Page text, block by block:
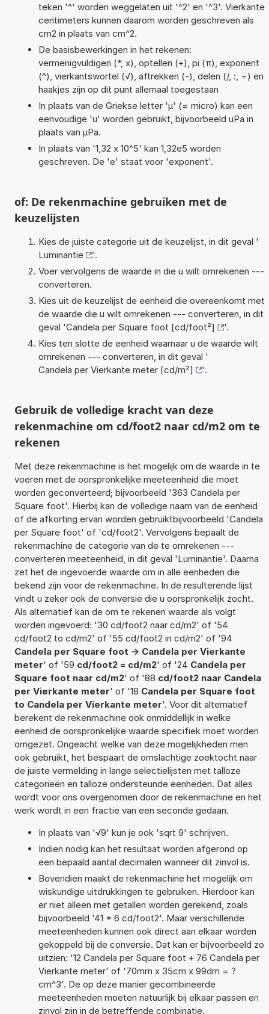
teken '^' worden weggelaten uit '^2' en '^3'. Vierkante
centimeters kunnen daarom worden geschreven als
cm2 in plaats van cm^2.
De basisbewerkingen in het rekenen:
vermenigvuldigen (*, x), optellen (+), pi (π), exponent
(^), vierkantswortel (√), aftrekken (-), delen (/, :, ÷) en
haakjes zijn op dit punt allemaal toegestaan
In plaats van de Griekse letter 'µ' (= micro) kan een
eenvoudige 'u' worden gebruikt, bijvoorbeeld uPa in
plaats van µPa.
In plaats van '1,32 x 10^5' kan 1,32e5 worden
geschreven. De 'e' staat voor 'exponent'.
of: De rekenmachine gebruiken met de
keuzelijsten
Kies de juiste categorie uit de keuzelijst, in dit geval '
Luminantie
'.
Voer vervolgens de waarde in die u wilt omrekenen ---
converteren.
Kies uit de keuzelijst de eenheid die overeenkomt met
de waarde die u wilt omrekenen --- converteren, in dit
geval 'Candela per Square foot [cd/foot²]
'.
Kies ten slotte de eenheid waarnaar u de waarde wilt
omrekenen --- converteren, in dit geval '
Candela per Vierkante meter [cd/m²]
'.
Gebruik de volledige kracht van deze
rekenmachine om cd/foot2 naar cd/m2 om te
rekenen
Met deze rekenmachine is het mogelijk om de waarde in te
voeren met de oorspronkelijke meeteenheid die moet
worden geconverteerd; bijvoorbeeld '363 Candela per
Square foot'. Hierbij kan de volledige naam van de eenheid
of de afkorting ervan worden gebruiktbijvoorbeeld 'Candela
per Square foot' of 'cd/foot2'. Vervolgens bepaalt de
rekenmachine de categorie van de te omrekenen ---
converteren meeteenheid, in dit geval 'Luminantie'. Daarna
zet het de ingevoerde waarde om in alle eenheden die
bekend zijn voor de rekenmachine. In de resulterende lijst
vindt u zeker ook de conversie die u oorspronkelijk zocht.
Als alternatief kan de om te rekenen waarde als volgt
worden ingevoerd: '30 cd/foot2 naar cd/m2' of '54
cd/foot2 to cd/m2' of '55 cd/foot2 in cd/m2' of '94
Candela per Square foot -> Candela per Vierkante
meter' of '59 cd/foot2 = cd/m2' of '24 Candela per
Square foot naar cd/m2' of '88 cd/foot2 naar Candela
per Vierkante meter' of '18 Candela per Square foot
to Candela per Vierkante meter'. Voor dit alternatief
berekent de rekenmachine ook onmiddellijk in welke
eenheid de oorspronkelijke waarde specifiek moet worden
omgezet. Ongeacht welke van deze mogelijkheden men
ook gebruikt, het bespaart de omslachtige zoektocht naar
de juiste vermelding in lange selectielijsten met talloze
categorieën en talloze ondersteunde eenheden. Dat alles
wordt voor ons overgenomen door de rekenmachine en het
werk wordt in een fractie van een seconde gedaan.
In plaats van '√9' kun je ook 'sqrt 9' schrijven.
Indien nodig kan het resultaat worden afgerond op
een bepaald aantal decimalen wanneer dit zinvol is.
Bovendien maakt de rekenmachine het mogelijk om
wiskundige uitdrukkingen te gebruiken. Hierdoor kan
er niet alleen met getallen worden gerekend, zoals
bijvoorbeeld '41 * 6 cd/foot2'. Maar verschillende
meeteenheden kunnen ook direct aan elkaar worden
gekoppeld bij de conversie. Dat kan er bijvoorbeeld zo
uitzien: '12 Candela per Square foot + 76 Candela per
Vierkante meter' of '70mm x 35cm x 99dm = ?
cm^3'. De op deze manier gecombineerde
meeteenheden moeten natuurlijk bij elkaar passen en
zinvol zijn in de betreffende combinatie.